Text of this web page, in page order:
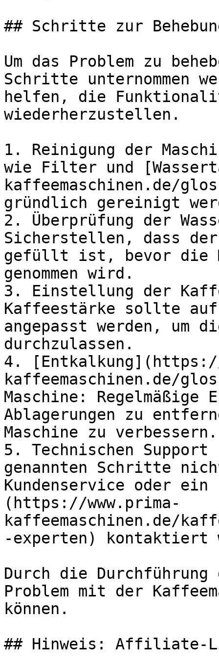
## Schritte zur
Um das Problem zu
Schritte unternommen
helfen, die
wiederherzustellen.
1. Reinigung der
wie Filter und
kaffeemaschinen.de/
gründlich gereinigt
2. Überprüfung der
Sicherstellen, dass der
gefüllt ist, bevor die
genommen wird.
3. Einstellung der
Kaffeestärke sollte
angepasst werden, um
durchzulassen.
4. [Entkalkung](https://
kaffeemaschinen.de/
Maschine:
Ablagerungen zu
Maschine zu verbessern.
5. Technischen
genannten Schritte
Kundenservice oder ein
(https://www.prima-
kaffeemaschinen.de/
-experten) kontaktiert
Durch die
Problem mit der
können.
## Hinweis: Affiliate-